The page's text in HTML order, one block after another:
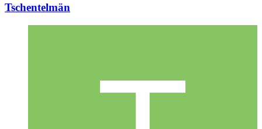
Tschentelmän